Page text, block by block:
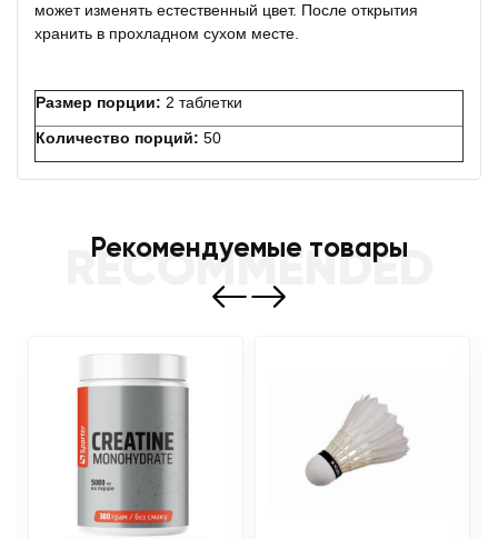
может изменять естественный цвет. После открытия
хранить в прохладном сухом месте.
Размер порции: 2 таблетки
Количество порций: 50
RECOMMENDED
Рекомендуемые товары